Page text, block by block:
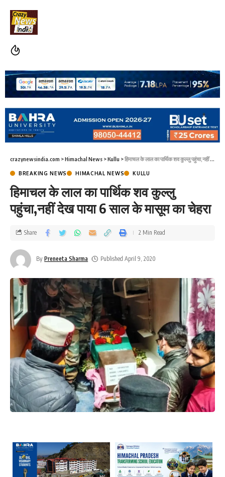
crazynewsindia.com >Himachal News >Kullu >हिमाचल के लाल का पार्थिक शव कुल्लु पहुंचा,नहीं देख पाया 6 साल के मासूम का चेहरा
BREAKING NEWS HIMACHAL NEWS KULLU
हिमाचल के लाल का पार्थिक शव कुल्लु
पहुंचा,नहीं देख पाया 6 साल के मासूम का चेहरा
By Preneeta Sharma Published April 9, 2020
Share 2 Min Read